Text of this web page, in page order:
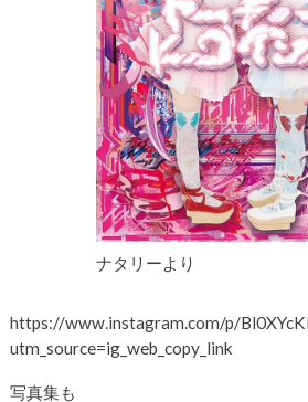
ナタリーより
https://www.instagram.com/p/
utm_source=ig_web_copy_link
写真集も